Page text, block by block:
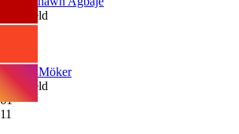
Mittelfeld
46'
Yannik Möker
Mittelfeld
61'
11